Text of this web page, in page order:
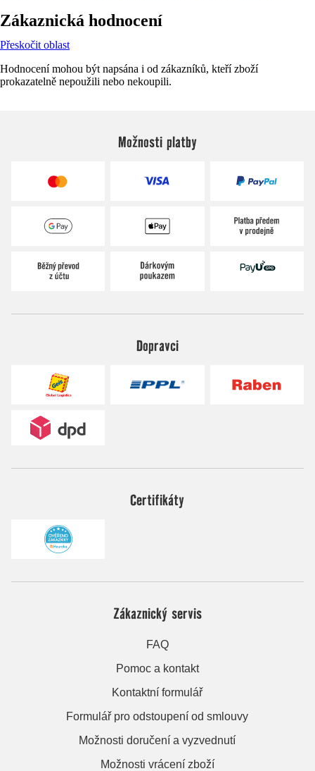
Zákaznická hodnocení
Přeskočit oblast
Hodnocení mohou být napsána i od zákazníků, kteří zboží
prokazatelně nepoužili nebo nekoupili.
Možnosti platby
Dopravci
Certifikáty
Zákaznický servis
FAQ
Pomoc a kontakt
Kontaktní formulář
Formulář pro odstoupení od smlouvy
Možnosti doručení a vyzvednutí
Možnosti vrácení zboží